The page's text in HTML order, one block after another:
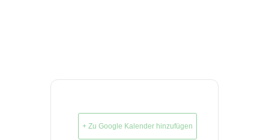
+ Zu Google Kalender hinzufügen